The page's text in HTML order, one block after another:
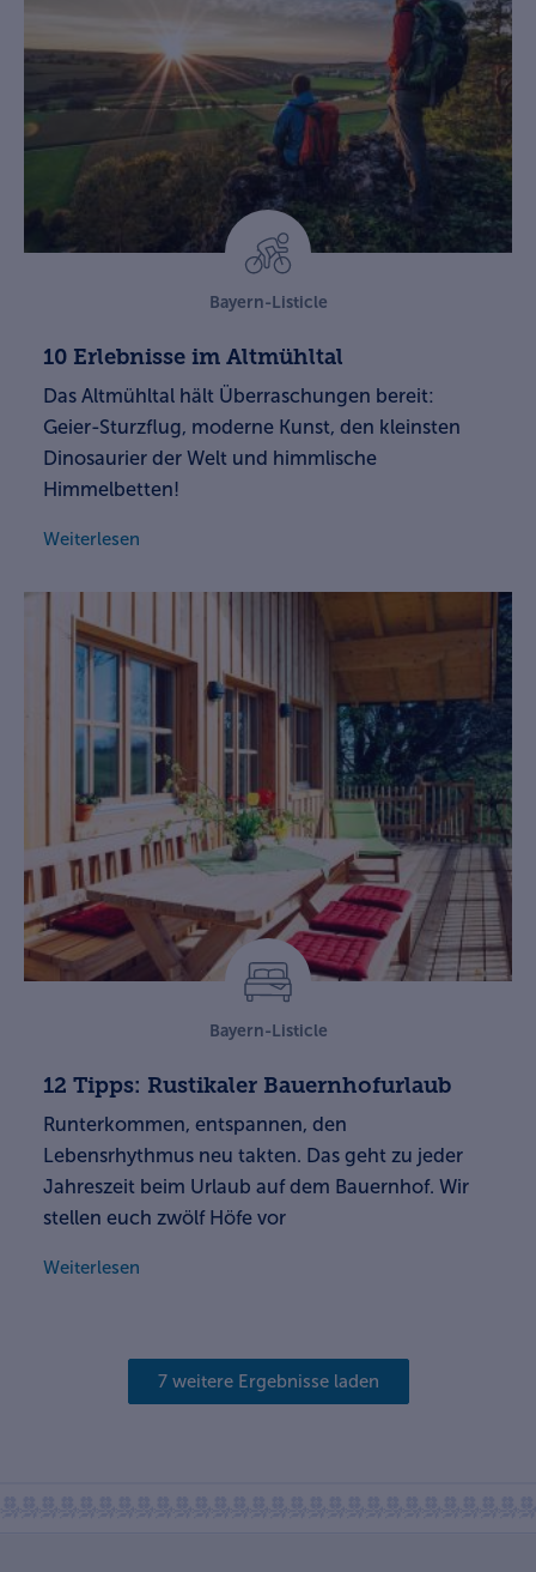
Bayern-Listicle
10 Erlebnisse im Altmühltal
Das Altmühltal hält Überraschungen bereit:
Geier-Sturzflug, moderne Kunst, den kleinsten
Dinosaurier der Welt und himmlische
Himmelbetten!
Weiterlesen
Bayern-Listicle
12 Tipps: Rustikaler Bauernhofurlaub
Runterkommen, entspannen, den
Lebensrhythmus neu takten. Das geht zu jeder
Jahreszeit beim Urlaub auf dem Bauernhof. Wir
stellen euch zwölf Höfe vor
Weiterlesen
7 weitere Ergebnisse laden